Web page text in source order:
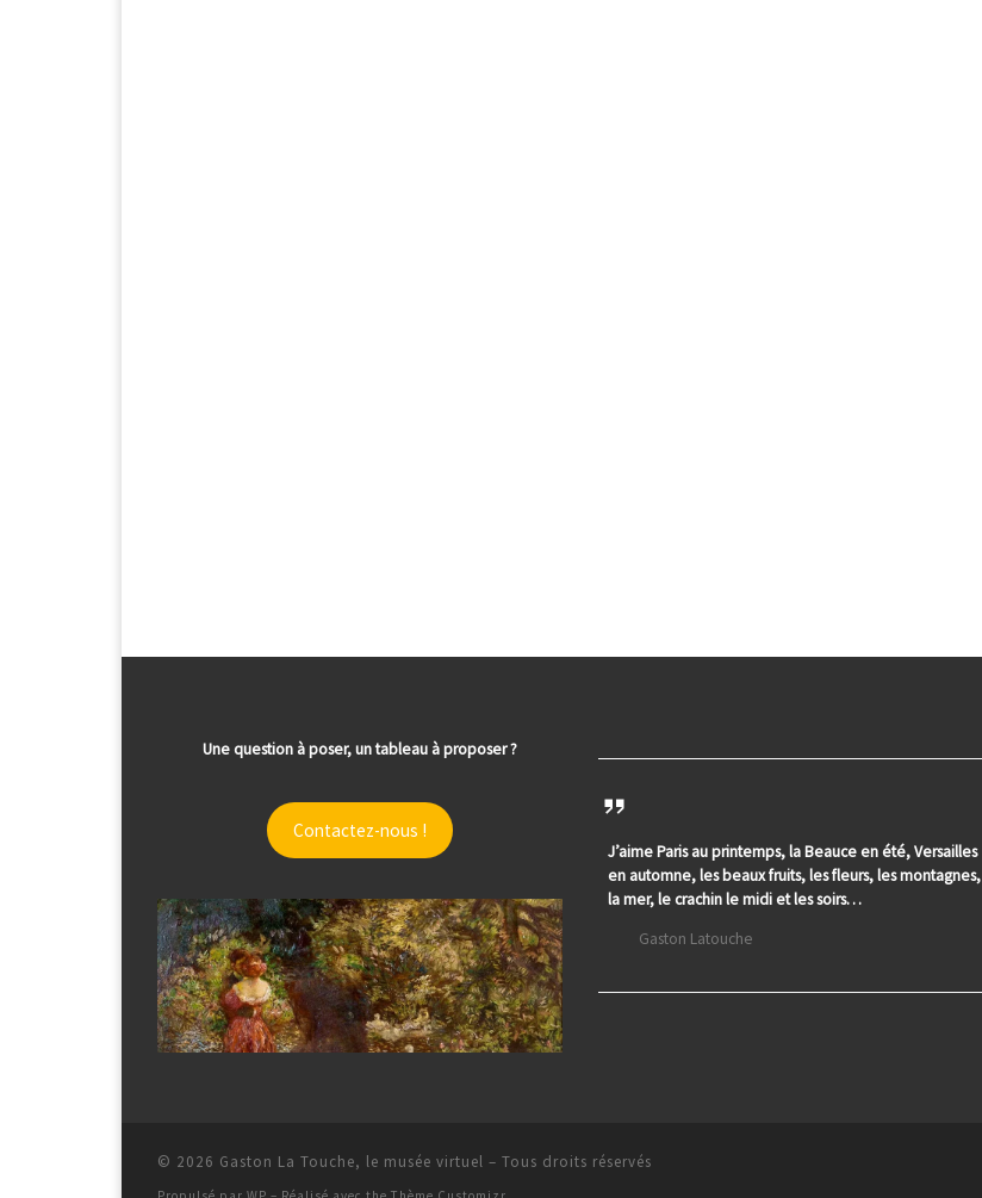
Une question à poser, un tableau à proposer ?
Contactez-nous !
J’aime Paris au printemps, la Beauce en été, Versailles
en automne, les beaux fruits, les fleurs, les montagnes,
la mer, le crachin le midi et les soirs…
Gaston Latouche
© 2026 Gaston La Touche, le musée virtuel – Tous droits réservés